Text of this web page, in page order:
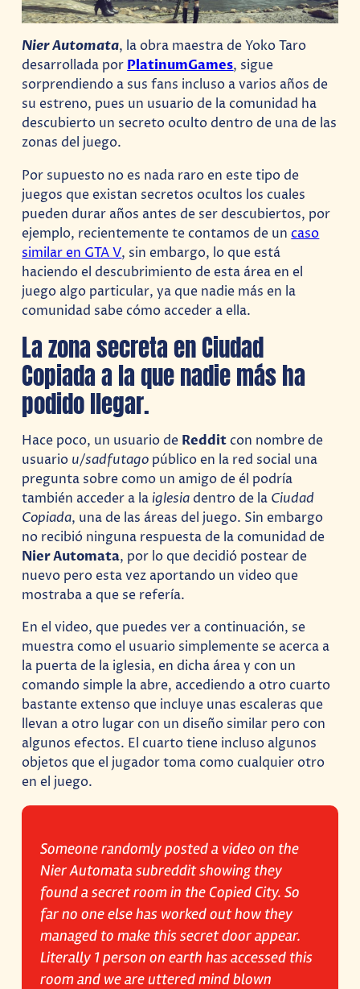
Nier Automata, la obra maestra de Yoko Taro
desarrollada por PlatinumGames, sigue
sorprendiendo a sus fans incluso a varios años de
su estreno, pues un usuario de la comunidad ha
descubierto un secreto oculto dentro de una de las
zonas del juego.
Por supuesto no es nada raro en este tipo de
juegos que existan secretos ocultos los cuales
pueden durar años antes de ser descubiertos, por
ejemplo, recientemente te contamos de uncaso
similar en GTA V, sin embargo, lo que está
haciendo el descubrimiento de esta área en el
juego algo particular, ya que nadie más en la
comunidad sabe cómo acceder a ella.
La zona secreta en Ciudad
Copiada a la que nadie más ha
podido llegar.
Hace poco, un usuario de Redditcon nombre de
usuario u/sadfutago público en la red social una
pregunta sobre como un amigo de él podría
también acceder a la iglesiadentro de la Ciudad
Copiada, una de las áreas del juego. Sin embargo
no recibió ninguna respuesta de la comunidad de
Nier Automata, por lo que decidió postear de
nuevo pero esta vez aportando un video que
mostraba a que se refería.
En el video, que puedes ver a continuación, se
muestra como el usuario simplemente se acerca a
la puerta de la iglesia, en dicha área y con un
comando simple la abre, accediendo a otro cuarto
bastante extenso que incluye unas escaleras que
llevan a otro lugar con un diseño similar pero con
algunos efectos. El cuarto tiene incluso algunos
objetos que el jugador toma como cualquier otro
en el juego.
Someone randomly posted a video on the
Nier Automata subreddit showing they
found a secret room in the Copied City. So
far no one else has worked out how they
managed to make this secret door appear.
Literally 1 person on earth has accessed this
room and we are uttered mind blown